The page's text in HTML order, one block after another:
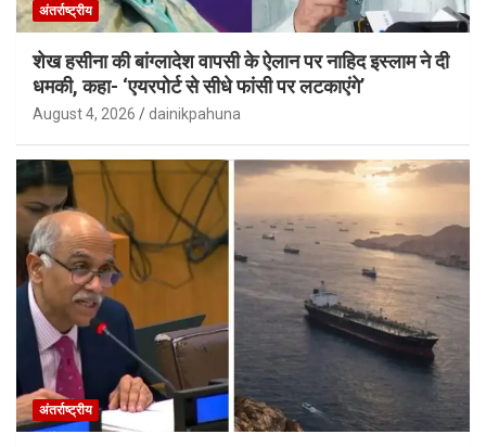
अंतर्राष्ट्रीय
शेख हसीना की बांग्लादेश वापसी के ऐलान पर नाहिद इस्लाम ने दी
धमकी, कहा- ‘एयरपोर्ट से सीधे फांसी पर लटकाएंगे’
August 4, 2026 dainikpahuna
अंतर्राष्ट्रीय